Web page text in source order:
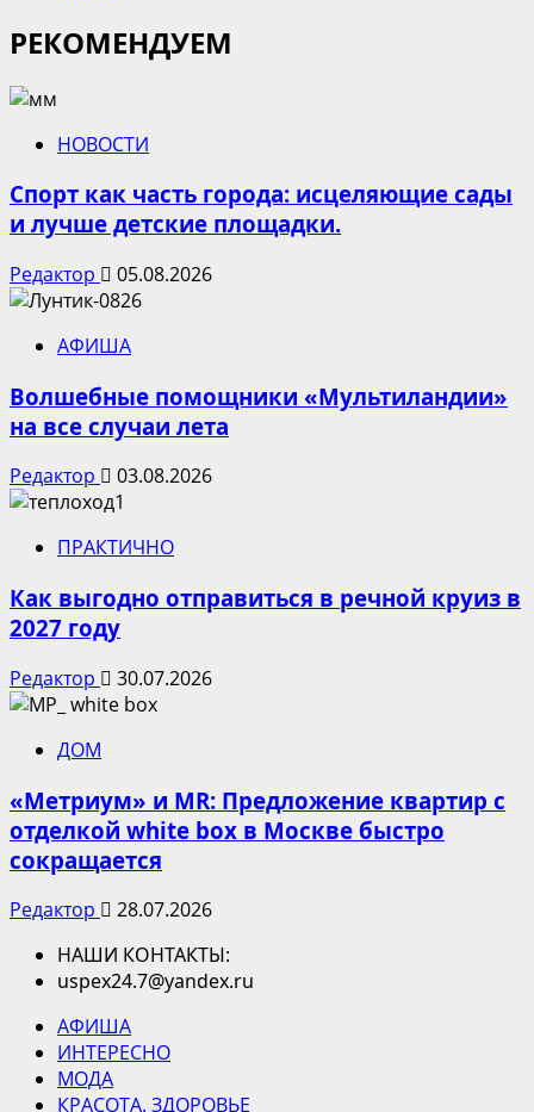
РЕКОМЕНДУЕМ
НОВОСТИ
Спорт как часть города: исцеляющие сады
и лучше детские площадки.
Редактор 05.08.2026
АФИША
Волшебные помощники «Мультиландии»
на все случаи лета
Редактор 03.08.2026
ПРАКТИЧНО
Как выгодно отправиться в речной круиз в
2027 году
Редактор 30.07.2026
ДОМ
«Метриум» и MR: Предложение квартир с
отделкой white box в Москве быстро
сокращается
Редактор
28.07.2026
НАШИ КОНТАКТЫ:
uspex24.7@yandex.ru
АФИША
ИНТЕРЕСНО
МОДА
КРАСОТА. ЗДОРОВЬЕ